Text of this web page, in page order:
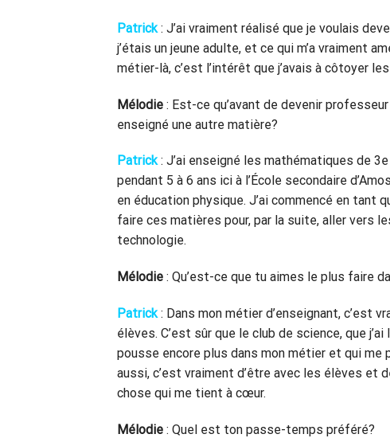
Patrick : J’ai vraiment réalisé que je voulais
j’étais un jeune adulte, et ce qui m’a vraiment
métier-là, c’est l’intérêt que j’avais à côtoyer
Mélodie : Est-ce qu’avant de devenir
enseigné une autre matière?
Patrick: J’ai enseigné les mathématiques de
pendant 5 à 6 ans ici à l’École secondaire
en éducation physique. J’ai commencé en tant
faire ces matières pour, par la suite, aller vers
technologie.
Mélodie : Qu’est-ce que tu aimes le plus faire
Patrick: Dans mon métier d’enseignant, c’est
élèves. C’est sûr que le club de science, que
pousse encore plus dans mon métier et qui me
aussi, c’est vraiment d’être avec les élèves et
chose qui me tient à cœur.
Mélodie : Quel est ton passe-temps préféré?